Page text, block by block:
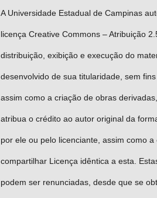
A Universidade Estadual de Campinas
licença Creative Commons – Atribuição
distribuição, exibição e execução do
desenvolvido de sua titularidade, sem
assim como a criação de obras
atribua o crédito ao autor original da
por ele ou pelo licenciante, assim como
compartilhar Licença idêntica a esta.
podem ser renunciadas, desde que se